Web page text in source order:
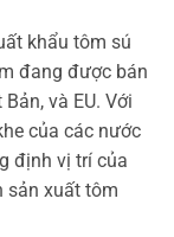
khẩu tôm sú
đang được bán
và EU. Với
của các nước
định vị trí của
sản xuất tôm